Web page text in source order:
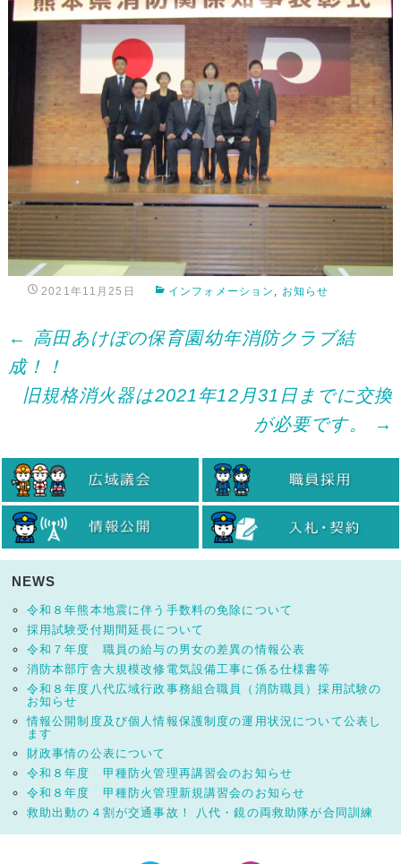
2021年11月25日 インフォメーション お知らせ
Post
navigation
←
高田あけぼの保育園幼年消防クラブ結
成！！
旧規格消火器は2021年12月31日までに交換
が必要です。
→
NEWS
令和８年熊本地震に伴う手数料の免除について
採用試験受付期間延長について
令和７年度 職員の給与の男女の差異の情報公表
消防本部庁舎大規模改修電気設備工事に係る仕様書等
令和８年度八代広域行政事務組合職員（消防職員）採用試験の
お知らせ
情報公開制度及び個人情報保護制度の運用状況について公表し
ます
財政事情の公表について
令和８年度 甲種防火管理再講習会のお知らせ
令和８年度 甲種防火管理新規講習会のお知らせ
救助出動の４割が交通事故！ 八代・鏡の両救助隊が合同訓練